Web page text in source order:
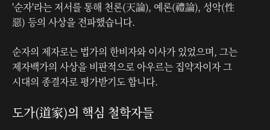
'순자'라는 저서를 통해 천론(天論), 예론(禮論), 성악(性
惡) 등의 사상을 전파했습니다.
순자의 제자로는 법가의 한비자와 이사가 있었으며, 그는
제자백가의 사상을 비판적으로 아우르는 집약자이자 그
시대의 종결자로 평가받기도 합니다.
도가(道家)의 핵심 철학자들